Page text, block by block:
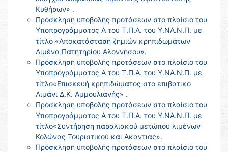
Κυθήρων» .
Πρόσκληση υποβολής προτάσεων στο πλαίσιο του
Υποπρογράμματος Α του Τ.Π.Α. του Υ.ΝΑ.Ν.Π. με
τίτλο «Αποκατάσταση ζημιών κρηπιδωμάτων
Λιμένα Πατητηρίου Αλοννήσου».
Πρόσκληση υποβολής προτάσεων στο πλαίσιο του
Υποπρογράμματος Α του Τ.Π.Α. του Υ.ΝΑ.Ν.Π. με
τίτλο«Επισκευή κρηπιδώματος στο επιβατικό
Λιμάνι Δ.Κ. Αμμουλιανής» .
Πρόσκληση υποβολής προτάσεων στο πλαίσιο του
Υποπρογράμματος Α του Τ.Π.Α. του Υ.ΝΑ.Ν.Π. με
τίτλο«Συντήρηση παραλιακού μετώπου λιμένων
Κολώνας Τουριστικού και Ακαντιάς».
Πρόσκληση υποβολής προτάσεων στο πλαίσιο του